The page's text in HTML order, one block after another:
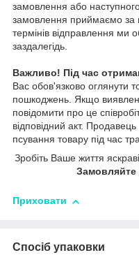
замовлення або
замовлення приймаємо за
термінів відправлення ми
заздалегідь.
Важливо! Під час
Вас обов'язково оглянути
пошкоджень. Якщо
повідомити про це
відповідний акт.
псування товару під час
Зробіть Ваше життя
Замовляйте
Приховати
Спосіб упаковки